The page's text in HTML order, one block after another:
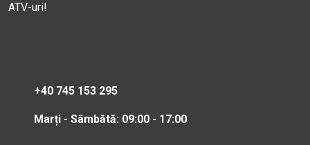
ATV-uri!
+40 745 153 295
Marți - Sâmbătă: 09:00 - 17:00